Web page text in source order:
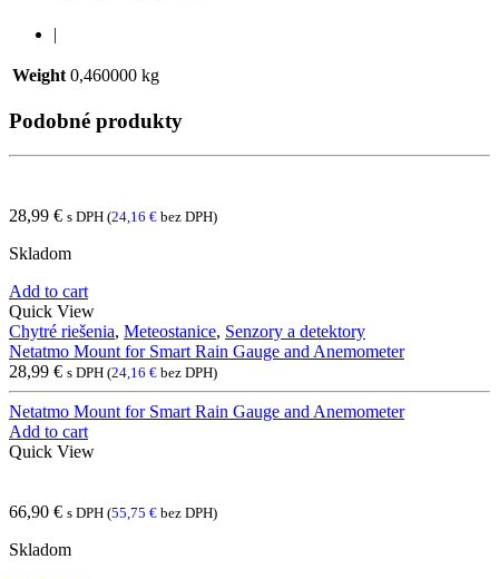
|
Weight 0,460000 kg
Podobné produkty
28,99 € s DPH (24,16 € bez DPH)
Skladom
Add to cart
Quick View
Chytré riešenia, Meteostanice, Senzory a detektory
Netatmo Mount for Smart Rain Gauge and Anemometer
28,99 € s DPH (24,16 € bez DPH)
Netatmo Mount for Smart Rain Gauge and Anemometer
Add to cart
Quick View
66,90 € s DPH (55,75 € bez DPH)
Skladom